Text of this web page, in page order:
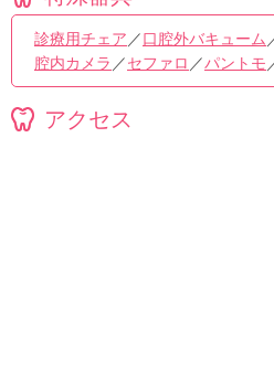
診療用チェア ／口腔外バキューム
腔内カメラ ／セファロ ／パントモ
アクセス